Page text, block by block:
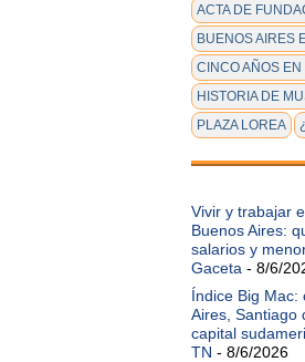
ACTA DE
BUENOS AIRES
CINCO AÑOS
HISTORIA DE
PLAZA LOREA
Vivir y trabajar
Buenos Aires:
salarios y
Gaceta - 8/6/
Índice Big Mac:
Aires, Santiago
capital
TN - 8/6/2026